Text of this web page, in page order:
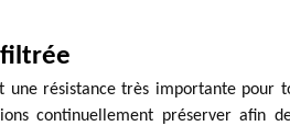
une résistance très importante pour
continuellement préserver afin